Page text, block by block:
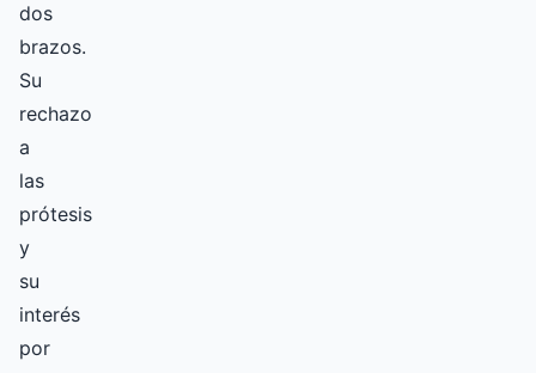
dos
brazos.
Su
rechazo
a
las
prótesis
y
su
interés
por